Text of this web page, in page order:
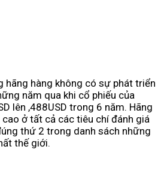
hàng không có sự phát triển
năm qua khi cổ phiếu của
lên ,488USD trong 6 năm. Hãng
ở tất cả các tiêu chí đánh giá
thứ 2 trong danh sách những
thế giới.